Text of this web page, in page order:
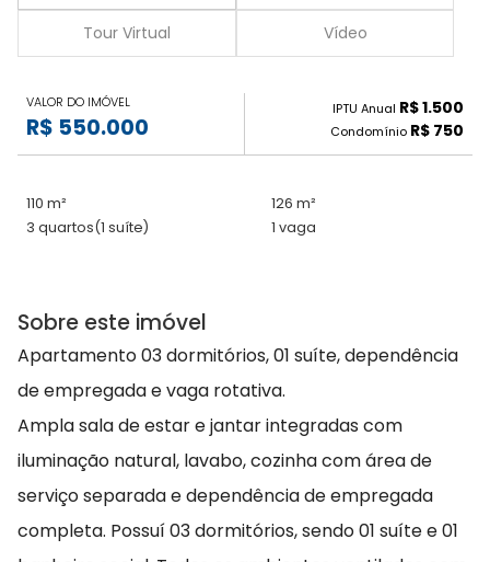
Tour Virtual Vídeo
VALOR DO IMÓVEL
R$ 550.000
IPTU Anual R$ 1.500
Condomínio R$ 750
110 m²
126 m²
3 quartos(1 suíte) 1 vaga
Sobre este imóvel
Apartamento 03 dormitórios, 01 suíte, dependência
de empregada e vaga rotativa.
Ampla sala de estar e jantar integradas com
iluminação natural, lavabo, cozinha com área de
serviço separada e dependência de empregada
completa. Possuí 03 dormitórios, sendo 01 suíte e 01